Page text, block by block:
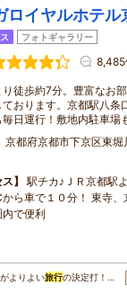
ロイヤルホテル
フォトギャラリー
8,485
徒歩約7分。豊富なお
ております。京都駅八条
毎日運行！敷地内駐車場
京都府京都市下京区東
ス
駅チカ♪ＪＲ京都駅
ら車で１０分！ 東寺
で便利
よりよい旅行の決定打！…